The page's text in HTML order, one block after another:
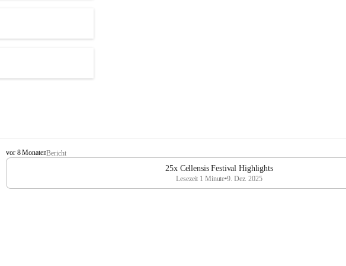
C
e
l
vor 8 MonatenBericht
25x Cellensis Festival Highlights
Lesezeit 1 Minute•9. Dez. 2025